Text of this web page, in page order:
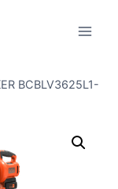
BCBLV3625L1-